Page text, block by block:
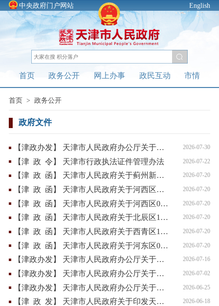
中央政府门户网站 English
首页 政务公开 网上办事 政民互动 市情
首页> 政务公开
政府文件
【津政办发】 天津市人民政府办公厅关于印发2026年天津市推进营商环境提质升级行动计划的通知 2026-07-30
【津 政 令 】 天津市行政执法证件管理办法 2026-07-22
【津 政 函 】 天津市人民政府关于蓟州新城18-23单元02、03街坊局部地块控制性详细规划（修改）的批复 2026-07-20
【津 政 函 】 天津市人民政府关于河西区解放南路地区02单元01街坊（三星电机地块）控制性详细规划（修改）的批复 2026-07-20
【津 政 函 】 天津市人民政府关于河西区03-20单元03、05街坊部分地块（郁江道地块和复佳技术地块）控制性详细规划（修改）的批复 2026-07-20
【津 政 函 】 天津市人民政府关于北辰区13-11小淀一单元22街坊部分地块（职业大学北商业地块）控制性详细规划（修改）的批复 2026-07-20
【津 政 函 】 天津市人民政府关于西青区11P-13-02单元05街坊局部地块（小卞庄门站）控制性详细规划（修改）的批复 2026-07-20
【津 政 函 】 天津市人民政府关于河东区02-06单元03街坊、02-08单元04和05街坊、02-14单元03街坊（原工业大学片区部分地块）控制性详细规划... 2026-07-20
【津政办发】 天津市人民政府办公厅关于印发天津市推动广告产业高质量发展行动方案（2026—2028年）的通知 2026-07-16
【津政办发】 天津市人民政府办公厅关于印发天津市健全“高效办成一件事”重点事项常态化推进机制提升政务服务效能若干措施的通知 2026-07-02
【津政办发】 天津市人民政府办公厅关于印发天津市全面加强建筑垃圾治理工作方案的通知 2026-06-25
【津 政 发】 天津市人民政府关于印发天津市推动服务业扩能提质若干措施的通知 2026-06-18